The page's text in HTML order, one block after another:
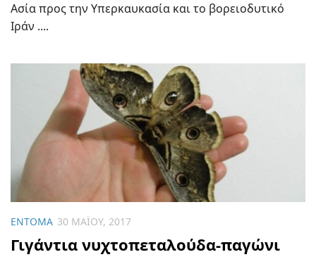
Ασία προς την Υπερκαυκασία και το βορειοδυτικό
Ιράν ....
ΈΝΤΟΜΑ 30 ΜΑΪ́ΟΥ, 2017
Γιγάντια νυχτοπεταλούδα-παγώνι